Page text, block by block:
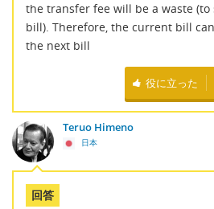
the transfer fee will be a waste
bill). Therefore, the current bill
the next bill
役に立った
Teruo Himeno
日本
回答